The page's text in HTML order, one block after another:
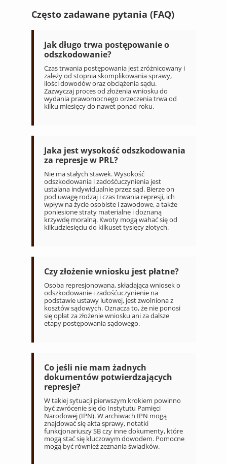
Często zadawane pytania (FAQ)
Jak długo trwa postępowanie o
odszkodowanie?
Czas trwania postępowania jest zróżnicowany i
zależy od stopnia skomplikowania sprawy,
ilości dowodów oraz obciążenia sądu.
Zazwyczaj proces od złożenia wniosku do
wydania prawomocnego orzeczenia trwa od
kilku miesięcy do nawet ponad roku.
Jaka jest wysokość odszkodowania
za represje w PRL?
Nie ma stałych stawek. Wysokość
odszkodowania i zadośćuczynienia jest
ustalana indywidualnie przez sąd. Bierze on
pod uwagę rodzaj i czas trwania represji, ich
wpływ na życie osobiste i zawodowe, a także
poniesione straty materialne i doznaną
krzywdę moralną. Kwoty mogą wahać się od
kilkudziesięciu do kilkuset tysięcy złotych.
Czy złożenie wniosku jest płatne?
Osoba represjonowana, składająca wniosek o
odszkodowanie i zadośćuczynienie na
podstawie ustawy lutowej, jest zwolniona z
kosztów sądowych. Oznacza to, że nie ponosi
się opłat za złożenie wniosku ani za dalsze
etapy postępowania sądowego.
Co jeśli nie mam żadnych
dokumentów potwierdzających
represje?
W takiej sytuacji pierwszym krokiem powinno
być zwrócenie się do Instytutu Pamięci
Narodowej (IPN). W archiwach IPN mogą
znajdować się akta sprawy, notatki
funkcjonariuszy SB czy inne dokumenty, które
mogą stać się kluczowym dowodem. Pomocne
mogą być również zeznania świadków.